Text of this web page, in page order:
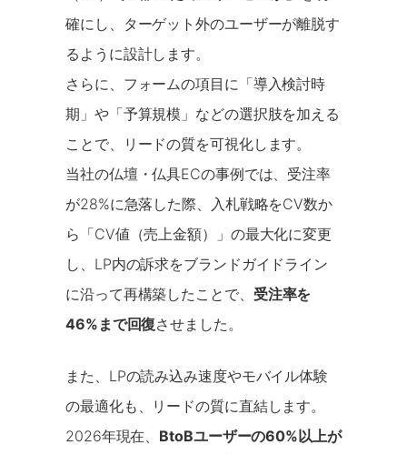
確にし、ターゲット外のユーザーが離脱す
るように設計します。
さらに、フォームの項目に「導入検討時
期」や「予算規模」などの選択肢を加える
ことで、リードの質を可視化します。
当社の仏壇・仏具ECの事例では、受注率
が28%に急落した際、入札戦略をCV数か
ら「CV値（売上金額）」の最大化に変更
し、LP内の訴求をブランドガイドライン
に沿って再構築したことで、 受注率を
46%まで回復させました。
また、LPの読み込み速度やモバイル体験
の最適化も、リードの質に直結します。
2026年現在、 BtoBユーザーの60%以上が